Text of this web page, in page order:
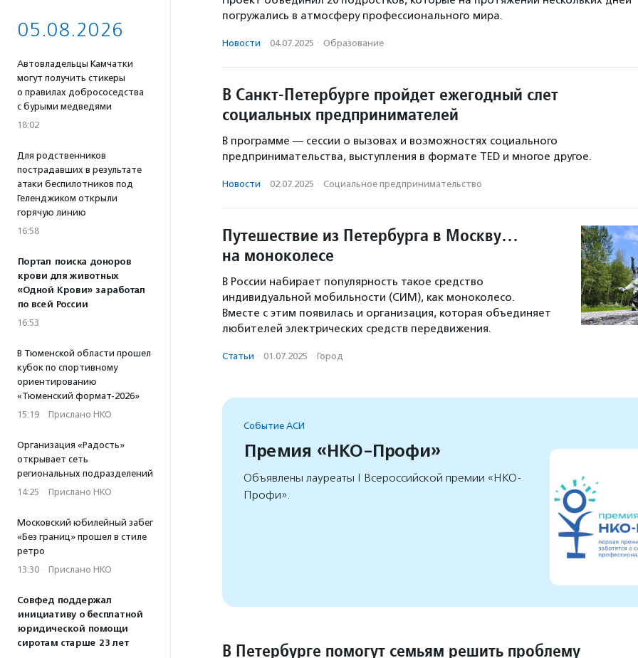
05.08.2026
Автовладельцы Камчатки
могут получить стикеры
о правилах добрососедства
с бурыми медведями
18:02
Для родственников
пострадавших в результате
атаки беспилотников под
Геленджиком открыли
горячую линию
16:58
Портал поиска доноров
крови для животных
«Одной Крови» заработал
по всей России
16:53
В Тюменской области прошел
кубок по спортивному
ориентированию
«Тюменский формат-2026»
15:19 · Прислано НКО
Организация «Радость»
открывает сеть
региональных подразделений
14:25 · Прислано НКО
Московский юбилейный забег
«Без границ» прошел в стиле
ретро
13:30 · Прислано НКО
Совфед поддержал
инициативу о бесплатной
юридической помощи
сиротам старше 23 лет
погружались в атмосферу профессионального мира.
Новости · 04.07.2025 · Образование
В Санкт-Петербурге пройдет ежегодный слет
социальных предпринимателей
В программе — сессии о вызовах и возможностях социального
предпринимательства, выступления в формате TED и многое другое.
Новости · 02.07.2025 · Социальное предпри­нима­тель­ство
Путешествие из Петербурга в Москву…
на моноколесе
В России набирает популярность такое средство
индивидуальной мобильности (СИМ), как моноколесо.
Вместе с этим появилась и организация, которая объединяет
любителей электрических средств передвижения.
Статьи · 01.07.2025 · Город
Событие АСИ
Премия «НКО-Профи»
Объявлены лауреаты I Всероссийской премии «НКО-
Профи».
В Петербурге помогут семьям решить проблему